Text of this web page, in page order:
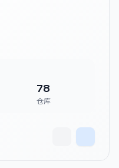
78
仓库